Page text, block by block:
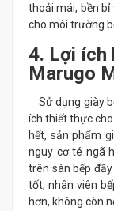
thoải mái, bền bỉ
cho môi trường
4. Lợi ích
Marugo
Sử dụng giày
ích thiết thực
hết, sản phẩm
nguy cơ té ngã
trên sàn bếp
tốt, nhân viên
hơn, không còn